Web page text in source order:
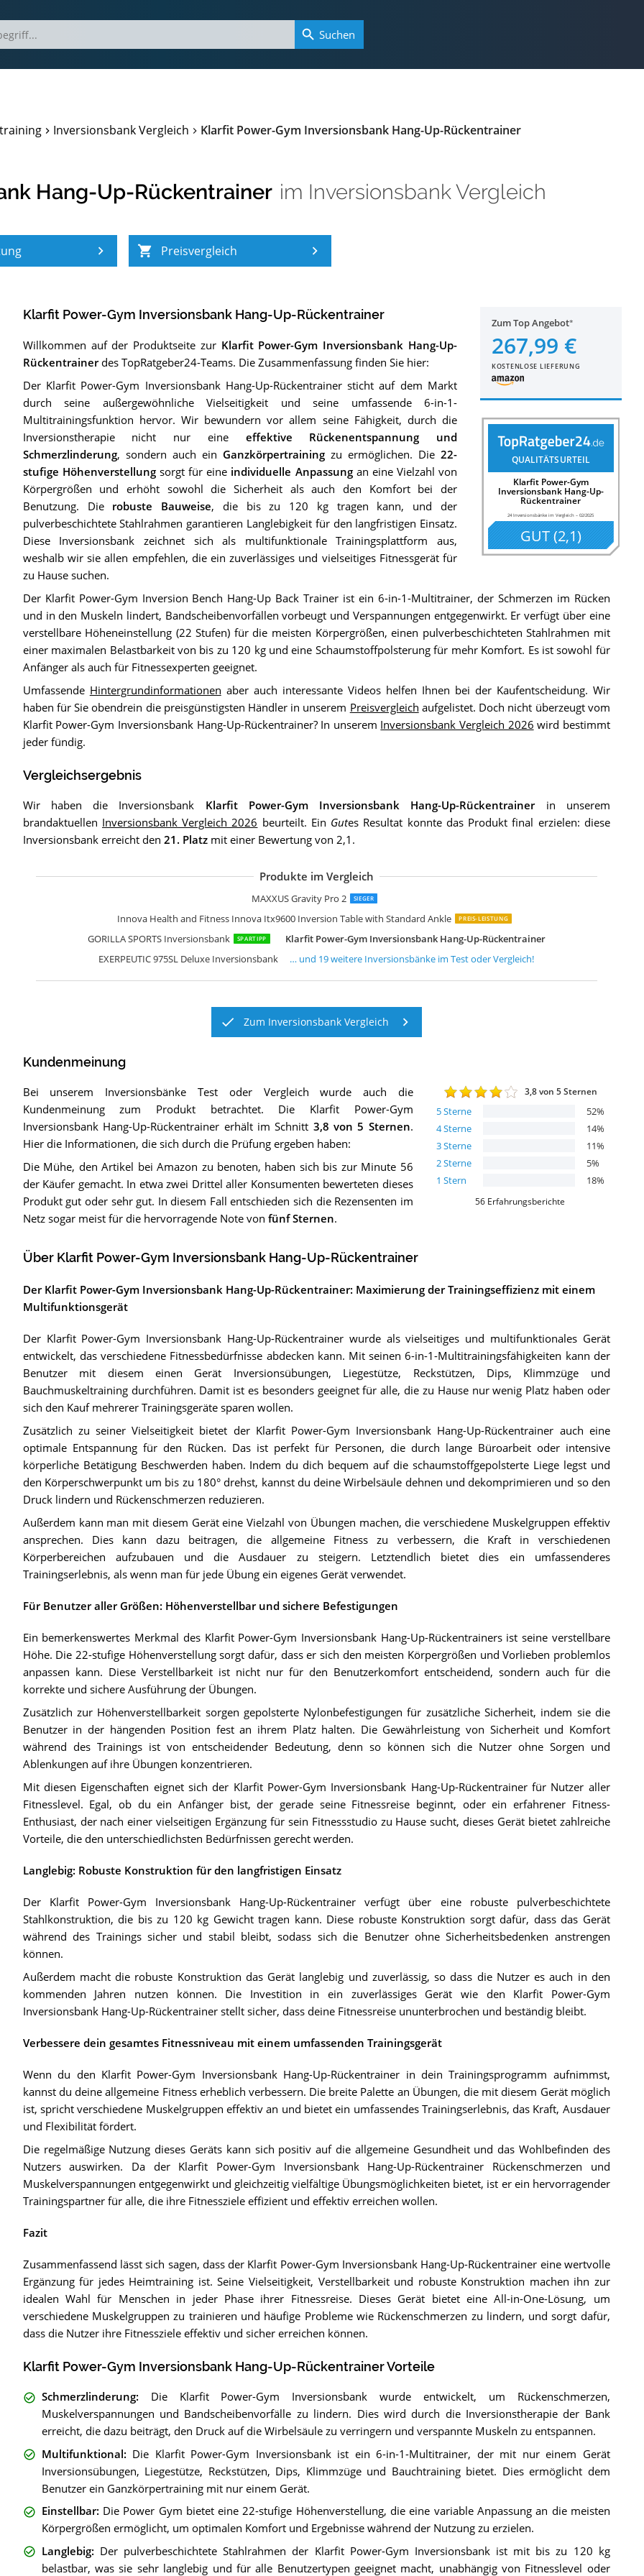
Inversionsbank Vergleich Klarfit Power-Gym Inversionsbank Hang-Up-Rückentrainer
Hang-Up-Rückentrainer im Inversionsbank Vergleich
Preisvergleich
Zum Top Angebot
267,99 €
KOSTENLOSE LIEFERUNG
QUALITÄTSURTEIL
Klarfit Power-Gym
Inversionsbank Hang-Up-
Rückentrainer
24 Inversionsbänke im Vergleich –02/2025
GUT(2,1)
Klarfit Power-Gym Inversionsbank Hang-Up-Rückentrainer
Willkommen auf der Produktseite zur Klarfit Power-Gym Inversionsbank Hang-Up-
Rückentrainerdes TopRatgeber24-Teams. Die Zusammenfassung finden Sie hier:
Der Klarfit Power-Gym Inversionsbank Hang-Up-Rückentrainer sticht auf dem Markt
durch seine außergewöhnliche Vielseitigkeit und seine umfassende 6-in-1-
Multitrainingsfunktion hervor. Wir bewundern vor allem seine Fähigkeit, durch die
Inversionstherapie nicht nur eine effektive Rückenentspannung und
Schmerzlinderung, sondern auch ein Ganzkörpertrainingzu ermöglichen. Die22-
stufige Höhenverstellungsorgt für eine individuelle Anpassungan eine Vielzahl von
Körpergrößen und erhöht sowohl die Sicherheit als auch den Komfort bei der
Benutzung. Die robuste Bauweise, die bis zu 120 kg tragen kann, und der
pulverbeschichtete Stahlrahmen garantieren Langlebigkeit für den langfristigen Einsatz.
Diese Inversionsbank zeichnet sich als multifunktionale Trainingsplattform aus,
weshalb wir sie allen empfehlen, die ein zuverlässiges und vielseitiges Fitnessgerät für
zu Hause suchen.
Der Klarfit Power-Gym Inversion Bench Hang-Up Back Trainer ist ein 6-in-1-Multitrainer, der Schmerzen im Rücken
und in den Muskeln lindert, Bandscheibenvorfällen vorbeugt und Verspannungen entgegenwirkt. Er verfügt über eine
verstellbare Höheneinstellung (22 Stufen) für die meisten Körpergrößen, einen pulverbeschichteten Stahlrahmen mit
einer maximalen Belastbarkeit von bis zu 120 kg und eine Schaumstoffpolsterung für mehr Komfort. Es ist sowohl für
Anfänger als auch für Fitnessexperten geeignet.
Umfassende Hintergrundinformationen aber auch interessante Videos helfen Ihnen bei der Kaufentscheidung. Wir
haben für Sie obendrein die preisgünstigsten Händler in unserem Preisvergleich aufgelistet. Doch nicht überzeugt vom
Klarfit Power-Gym Inversionsbank Hang-Up-Rückentrainer? In unserem Inversionsbank Vergleich 2026 wird bestimmt
jeder fündig.
Vergleichsergebnis
Wir haben die Inversionsbank Klarfit Power-Gym Inversionsbank Hang-Up-Rückentrainerin unserem
brandaktuellen Inversionsbank Vergleich 2026 beurteilt. Ein Gutes Resultat konnte das Produkt final erzielen: diese
Inversionsbank erreicht den 21. Platzmit einer Bewertung von 2,1.
Produkte im Vergleich
MAXXUS Gravity Pro 2 SIEGER
Innova Health and Fitness Innova Itx9600 Inversion Table with Standard Ankle PREIS-LEISTUNG
GORILLA SPORTS Inversionsbank SPARTIPP
Klarfit Power-Gym Inversionsbank Hang-Up-Rückentrainer
EXERPEUTIC 975SL Deluxe Inversionsbank
EXERPEUTIC 225SL Inversionsbank mit Luftkissen-gepolsterte ‘AIRSOFT’
Sportstech IT300
BH Fitness Zero G400 klappbarer Inversionstrainer
BOUDECH Inversionsbank Schwerkrafttrainer
YOLEO Verstellbarer Faltbarer Inversionsbank
Exerpeutic 475SL Inversionstisch mit Luftkissen-gepolsterte ‘AIRSOFT’
Klarfit Relax Zone Comfort Inversionsbank Hang-Up-Rückentrainer Rücken-
SportPlus Inversionsbank klappbarer Schwerkrafttrainer
Klarfit Ease Delux Inversionsbank
Klarfit Relax Zone Comfort Inversionsbank Hang-Up-Rückentrainer Rücken-
Relaxdays Inversionsbank Rückentrainer klappbar
Fitness Reality 790XLT Inversionstisch
Inversionsbank klappbar Yatek Deluxe
Yatek EL00803
SportPlus SP-INV-010
Body Coach Schwerkrafttrainer 28550
ECO-DE Inversionsbank Luxury Inversion
DnKelar Inversionsbank klappbarer Schwerkrafttrainer
Mediashop Back Lounge Inversions-Rücken-Trainer
… und 19weitere Inversionsbänke im Test oder Vergleich!
Zum Inversionsbank Vergleich
Kundenmeinung
3,8von 5 Sternen
5Sterne 52%
4Sterne 14%
3Sterne 11%
2Sterne 5%
1 Stern 18%
56 Erfahrungsberichte
Bei unserem Inversionsbänke Test oder Vergleich wurde auch die
Kundenmeinung zum Produkt betrachtet.
Die
Klarfit Power-Gym
Inversionsbank Hang-Up-Rückentrainer erhält im Schnitt 3,8 von 5 Sternen.
Hier die Informationen, die sich durch die Prüfung ergeben haben:
Die Mühe, den Artikel bei Amazon zu benoten, haben sich bis zur Minute 56
der Käufer gemacht. In etwa zwei Drittel aller Konsumenten bewerteten dieses
Produkt gut oder sehr gut. In diesem Fall entschieden sich die Rezensenten im
Netz sogar meist für die hervorragende Note von fünf Sternen.
Über Klarfit Power-Gym Inversionsbank Hang-Up-Rückentrainer
Der Klarfit Power-Gym Inversionsbank Hang-Up-Rückentrainer: Maximierung der Trainingseffizienz mit einem
Multifunktionsgerät
Der Klarfit Power-Gym Inversionsbank Hang-Up-Rückentrainer wurde als vielseitiges und multifunktionales Gerät
entwickelt, das verschiedene Fitnessbedürfnisse abdecken kann. Mit seinen 6-in-1-Multitrainingsfähigkeiten kann der
Benutzer mit diesem einen Gerät Inversionsübungen, Liegestütze, Reckstützen, Dips, Klimmzüge und
Bauchmuskeltraining durchführen. Damit ist es besonders geeignet für alle, die zu Hause nur wenig Platz haben oder
sich den Kauf mehrerer Trainingsgeräte sparen wollen.
Zusätzlich zu seiner Vielseitigkeit bietet der Klarfit Power-Gym Inversionsbank Hang-Up-Rückentrainer auch eine
optimale Entspannung für den Rücken. Das ist perfekt für Personen, die durch lange Büroarbeit oder intensive
körperliche Betätigung Beschwerden haben. Indem du dich bequem auf die schaumstoffgepolsterte Liege legst und
den Körperschwerpunkt um bis zu 180° drehst, kannst du deine Wirbelsäule dehnen und dekomprimieren und so den
Druck lindern und Rückenschmerzen reduzieren.
Außerdem kann man mit diesem Gerät eine Vielzahl von Übungen machen, die verschiedene Muskelgruppen effektiv
ansprechen. Dies kann dazu beitragen, die allgemeine Fitness zu verbessern, die Kraft in verschiedenen
Körperbereichen aufzubauen und die Ausdauer zu steigern. Letztendlich bietet dies ein umfassenderes
Trainingserlebnis, als wenn man für jede Übung ein eigenes Gerät verwendet.
Für Benutzer aller Größen: Höhenverstellbar und sichere Befestigungen
Ein bemerkenswertes Merkmal des Klarfit Power-Gym Inversionsbank Hang-Up-Rückentrainers ist seine verstellbare
Höhe. Die 22-stufige Höhenverstellung sorgt dafür, dass er sich den meisten Körpergrößen und Vorlieben problemlos
anpassen kann. Diese Verstellbarkeit ist nicht nur für den Benutzerkomfort entscheidend, sondern auch für die
korrekte und sichere Ausführung der Übungen.
Zusätzlich zur Höhenverstellbarkeit sorgen gepolsterte Nylonbefestigungen für zusätzliche Sicherheit, indem sie die
Benutzer in der hängenden Position fest an ihrem Platz halten. Die Gewährleistung von Sicherheit und Komfort
während des Trainings ist von entscheidender Bedeutung, denn so können sich die Nutzer ohne Sorgen und
Ablenkungen auf ihre Übungen konzentrieren.
Mit diesen Eigenschaften eignet sich der Klarfit Power-Gym Inversionsbank Hang-Up-Rückentrainer für Nutzer aller
Fitnesslevel. Egal, ob du ein Anfänger bist, der gerade seine Fitnessreise beginnt, oder ein erfahrener Fitness-
Enthusiast, der nach einer vielseitigen Ergänzung für sein Fitnessstudio zu Hause sucht, dieses Gerät bietet zahlreiche
Vorteile, die den unterschiedlichsten Bedürfnissen gerecht werden.
Langlebig: Robuste Konstruktion für den langfristigen Einsatz
Der Klarfit Power-Gym Inversionsbank Hang-Up-Rückentrainer verfügt über eine robuste pulverbeschichtete
Stahlkonstruktion, die bis zu 120 kg Gewicht tragen kann. Diese robuste Konstruktion sorgt dafür, dass das Gerät
während des Trainings sicher und stabil bleibt, sodass sich die Benutzer ohne Sicherheitsbedenken anstrengen
können.
Außerdem macht die robuste Konstruktion das Gerät langlebig und zuverlässig, so dass die Nutzer es auch in den
kommenden Jahren nutzen können. Die Investition in ein zuverlässiges Gerät wie den Klarfit Power-Gym
Inversionsbank Hang-Up-Rückentrainer stellt sicher, dass deine Fitnessreise ununterbrochen und beständig bleibt.
Verbessere dein gesamtes Fitnessniveau mit einem umfassenden Trainingsgerät
Wenn du den Klarfit Power-Gym Inversionsbank Hang-Up-Rückentrainer in dein Trainingsprogramm aufnimmst,
kannst du deine allgemeine Fitness erheblich verbessern. Die breite Palette an Übungen, die mit diesem Gerät möglich
ist, spricht verschiedene Muskelgruppen effektiv an und bietet ein umfassendes Trainingserlebnis, das Kraft, Ausdauer
und Flexibilität fördert.
Die regelmäßige Nutzung dieses Geräts kann sich positiv auf die allgemeine Gesundheit und das Wohlbefinden des
Nutzers auswirken. Da der Klarfit Power-Gym Inversionsbank Hang-Up-Rückentrainer Rückenschmerzen und
Muskelverspannungen entgegenwirkt und gleichzeitig vielfältige Übungsmöglichkeiten bietet, ist er ein hervorragender
Trainingspartner für alle, die ihre Fitnessziele effizient und effektiv erreichen wollen.
Fazit
Zusammenfassend lässt sich sagen, dass der Klarfit Power-Gym Inversionsbank Hang-Up-Rückentrainer eine wertvolle
Ergänzung für jedes Heimtraining ist. Seine Vielseitigkeit, Verstellbarkeit und robuste Konstruktion machen ihn zur
idealen Wahl für Menschen in jeder Phase ihrer Fitnessreise. Dieses Gerät bietet eine All-in-One-Lösung, um
verschiedene Muskelgruppen zu trainieren und häufige Probleme wie Rückenschmerzen zu lindern, und sorgt dafür,
dass die Nutzer ihre Fitnessziele effektiv und sicher erreichen können.
Klarfit Power-Gym Inversionsbank Hang-Up-Rückentrainer Vorteile
Schmerzlinderung: Die Klarfit Power-Gym Inversionsbank wurde entwickelt, um Rückenschmerzen,
Muskelverspannungen und Bandscheibenvorfälle zu lindern. Dies wird durch die Inversionstherapie der Bank
erreicht, die dazu beiträgt, den Druck auf die Wirbelsäule zu verringern und verspannte Muskeln zu entspannen.
Multifunktional: Die Klarfit Power-Gym Inversionsbank ist ein 6-in-1-Multitrainer, der mit nur einem Gerät
Inversionsübungen, Liegestütze, Reckstützen, Dips, Klimmzüge und Bauchtraining bietet. Dies ermöglicht dem
Benutzer ein Ganzkörpertraining mit nur einem Gerät.
Einstellbar: Die Power Gym bietet eine 22-stufige Höhenverstellung, die eine variable Anpassung an die meisten
Körpergrößen ermöglicht, um optimalen Komfort und Ergebnisse während der Nutzung zu erzielen.
Langlebig: Der pulverbeschichtete Stahlrahmen der Klarfit Power-Gym Inversionsbank ist mit bis zu 120 kg
belastbar, was sie sehr langlebig und für alle Benutzertypen geeignet macht, unabhängig von Fitnesslevel oder
Suchen